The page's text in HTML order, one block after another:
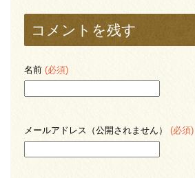
コメントを残す
名前 (必須)
メールアドレス（公開されません） (必須)